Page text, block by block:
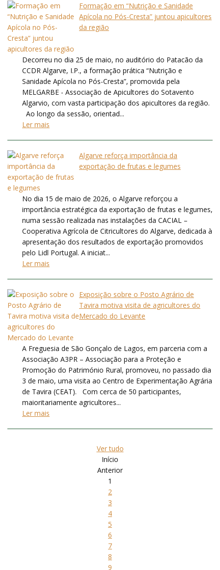
Formação em “Nutrição e Sanidade
Apícola no Pós-Cresta” juntou apicultores
da região
Decorreu no dia 25 de maio, no auditório do Patacão da
CCDR Algarve, I.P., a formação prática “Nutrição e
Sanidade Apícola no Pós-Cresta”, promovida pela
MELGARBE - Associação de Apicultores do Sotavento
Algarvio, com vasta participação dos apicultores da região.
Ao longo da sessão, orientad...
Ler mais
Algarve reforça importância da
exportação de frutas e legumes
No dia 15 de maio de 2026, o Algarve reforçou a
importância estratégica da exportação de frutas e legumes,
numa sessão realizada nas instalações da CACIAL –
Cooperativa Agrícola de Citricultores do Algarve, dedicada à
apresentação dos resultados de exportação promovidos
pelo Lidl Portugal. A iniciat...
Ler mais
Exposição sobre o Posto Agrário de
Tavira motiva visita de agricultores do
Mercado do Levante
A Freguesia de São Gonçalo de Lagos, em parceria com a
Associação A3PR – Associação para a Proteção e
Promoção do Património Rural, promoveu, no passado dia
3 de maio, uma visita ao Centro de Experimentação Agrária
de Tavira (CEAT). Com cerca de 50 participantes,
maioritariamente agricultores...
Ler mais
Ver tudo
Início
Anterior
1
2
3
4
5
6
7
8
9